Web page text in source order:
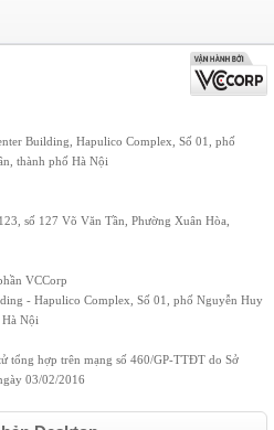
Building, Hapulico Complex, Số 01, phố
thành phố Hà Nội
số 127 Võ Văn Tần, Phường Xuân Hòa,
VCCorp
- Hapulico Complex, Số 01, phố Nguyễn Huy
Nội
tổng hợp trên mạng số 460/GP-TTĐT do Sở
03/02/2016